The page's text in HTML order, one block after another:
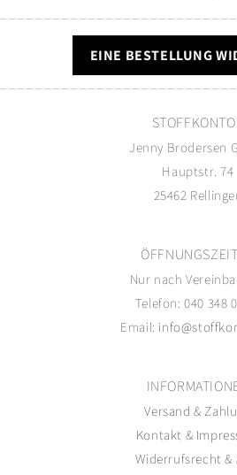
EINE BESTELLUNG
Jenny Brodersen
Hauptstr. 74
25462
Nur nach
Telefon: 040 348
Email:
Versand &
Kontakt &
Widerrufsrecht &